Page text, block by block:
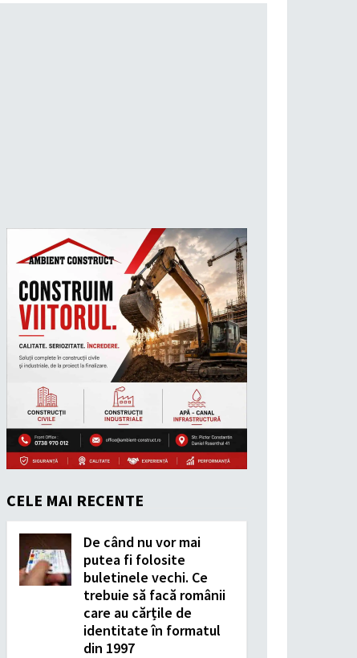
CELE MAI RECENTE
De când nu vor mai
putea fi folosite
buletinele vechi. Ce
trebuie să facă românii
care au cărțile de
identitate în formatul
din 1997